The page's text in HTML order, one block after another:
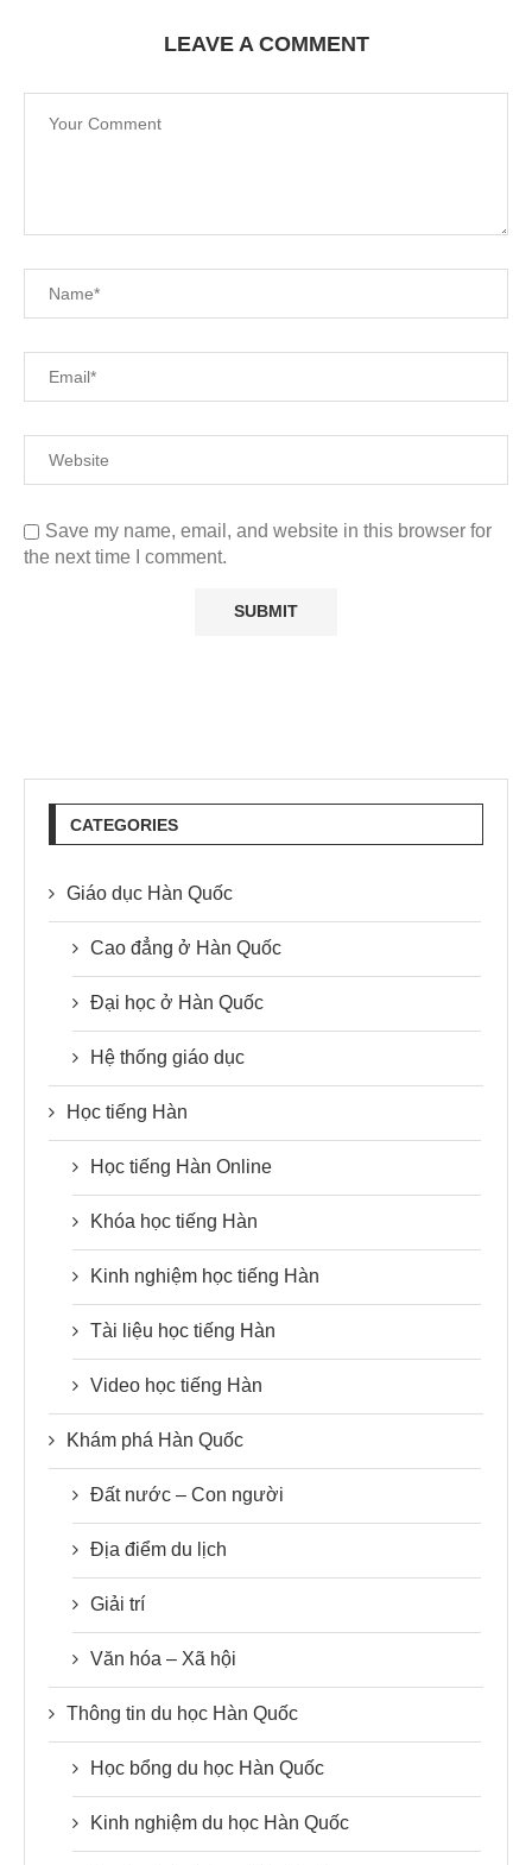
LEAVE A COMMENT
Save my name, email, and website in this browser for
the next time I comment.
CATEGORIES
Giáo dục Hàn Quốc
Cao đẳng ở Hàn Quốc
Đại học ở Hàn Quốc
Hệ thống giáo dục
Học tiếng Hàn
Học tiếng Hàn Online
Khóa học tiếng Hàn
Kinh nghiệm học tiếng Hàn
Tài liệu học tiếng Hàn
Video học tiếng Hàn
Khám phá Hàn Quốc
Đất nước – Con người
Địa điểm du lịch
Giải trí
Văn hóa – Xã hội
Thông tin du học Hàn Quốc
Học bổng du học Hàn Quốc
Kinh nghiệm du học Hàn Quốc